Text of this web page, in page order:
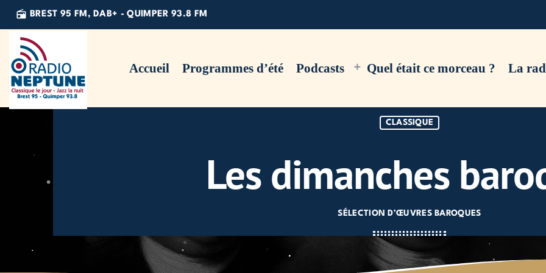
radio BREST 95 FM, DAB+ - QUIMPER 93.8 FM
Accueil Programmes d’été Podcasts Quel était ce morceau ? La
CLASSIQUE
Les dimanches
SÉLECTION D’ŒUVRES BAROQUES